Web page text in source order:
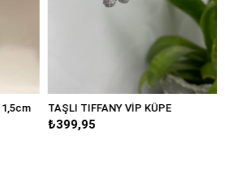
TAŞLI TIFFANY VİP KÜPE
₺399,95